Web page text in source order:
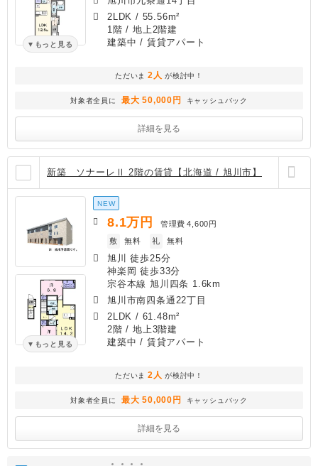
もっと見る
2LDK / 55.56m²
1階 / 地上2階建
建築中 / 賃貸アパート
ただいま 2人 が検討中！
対象者全員に 最大 50,000円 キャッシュバック
詳細を見る
新築 ソナーレⅡ 2階の賃貸【北海道 / 旭川市】
もっと見る
NEW
8.1万円 管理費 4,600円
敷
無料 礼 無料
旭川 徒歩25分
神楽岡 徒歩33分
宗谷本線 旭川四条 1.6km
旭川市南四条通22丁目
2LDK / 61.48m²
2階 / 地上3階建
建築中 / 賃貸アパート
ただいま 2人 が検討中！
対象者全員に 最大 50,000円 キャッシュバック
詳細を見る